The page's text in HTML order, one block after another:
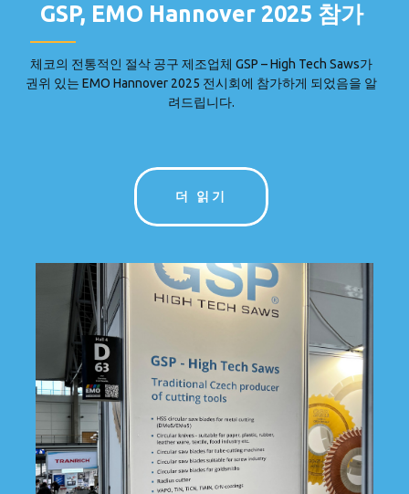
GSP, EMO Hannover 2025 참가
체코의 전통적인 절삭 공구 제조업체 GSP – High Tech Saws가
권위 있는 EMO Hannover 2025 전시회에 참가하게 되었음을 알
려드립니다.
더 읽기